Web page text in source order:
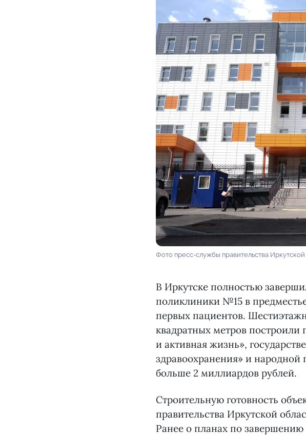
Фото пресс-службы правительства Иркутской
В Иркутске полностью
поликлиники №15 в
первых пациентов.
квадратных метров
и активная жизнь»,
здравоохранения» и
больше 2 миллиардов рублей.
Строительную готовность
правительства Иркутской
Ранее о планах по завершению